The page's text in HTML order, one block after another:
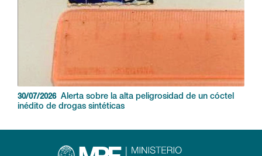
30/07/2026
Alerta sobre la alta peligrosidad de un cóctel
inédito de drogas sintéticas